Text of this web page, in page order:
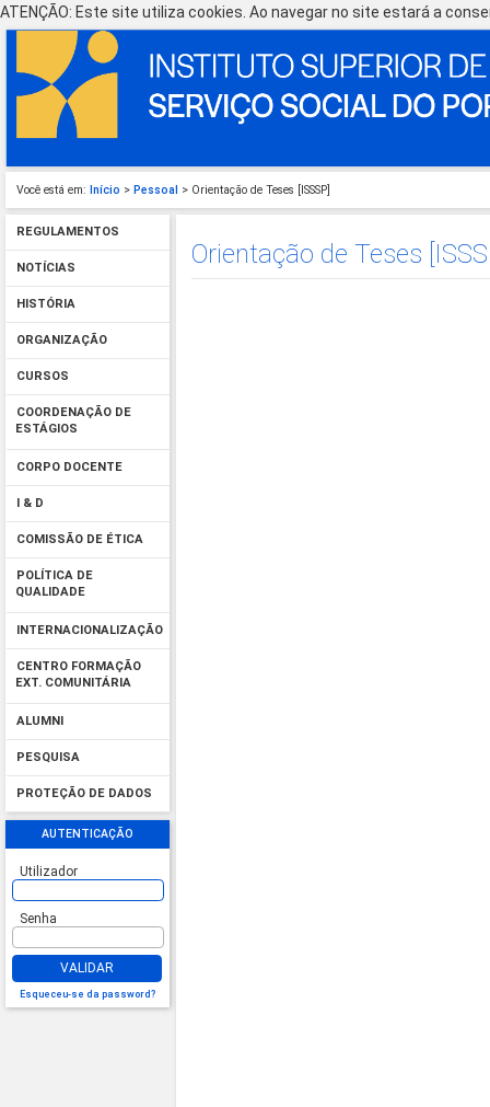
ATENÇÃO: Este site utiliza cookies. Ao navegar no site estará a
Você está em: Início > Pessoal > Orientação de Teses [ISSSP]
REGULAMENTOS
NOTÍCIAS
HISTÓRIA
ORGANIZAÇÃO
CURSOS
COORDENAÇÃO DE
ESTÁGIOS
CORPO DOCENTE
I & D
COMISSÃO DE ÉTICA
POLÍTICA DE
QUALIDADE
INTERNACIONALIZAÇÃO
CENTRO FORMAÇÃO
EXT. COMUNITÁRIA
ALUMNI
PESQUISA
PROTEÇÃO DE DADOS
AUTENTICAÇÃO
Utilizador
Senha
VALIDAR
Esqueceu-se da password?
Orientação de Teses